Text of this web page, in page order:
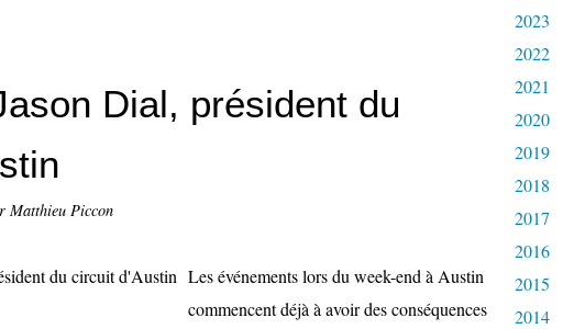
Dial, président du
Matthieu Piccon
Les événements lors du week-end à Austin
commencent déjà à avoir des conséquences
2023
2022
2021
2020
2019
2018
2017
2016
2015
2014